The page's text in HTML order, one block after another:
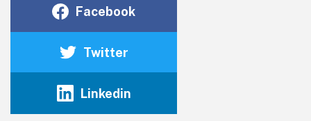
Facebook
Twitter
Linkedin